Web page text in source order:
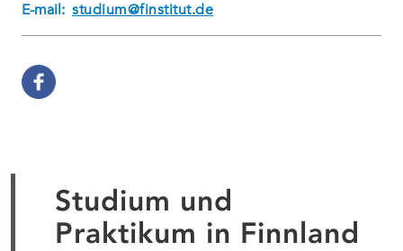
E-mail: studium@finstitut.de
Studium und
Praktikum in Finnland